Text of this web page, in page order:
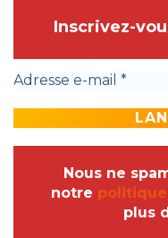
Inscrivez-
Nous ne
notre
plus